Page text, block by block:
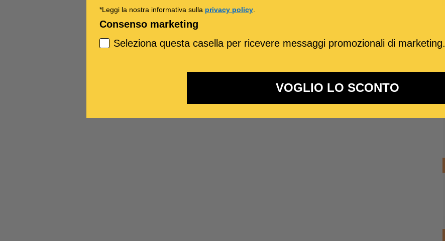
*Leggi la nostra informativa sulla privacy policy.
Consenso marketing
Seleziona questa casella per ricevere messaggi promozionali di marketing.
VOGLIO LO SCONTO